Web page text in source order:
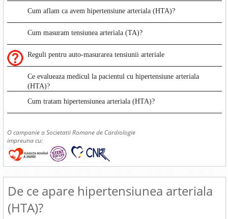
Cum aflam ca avem hipertensiune arteriala (HTA)?
Cum masuram tensiunea arteriala (TA)?
Reguli pentru auto-masurarea tensiunii arteriale
Ce evalueaza medicul la pacientul cu hipertensiune arteriala
(HTA)?
Cum tratam hipertensiunea arteriala (HTA)?
O campanie a Societatii Romane de Cardiologie
impreuna cu:
De ce apare hipertensiunea arteriala
(HTA)?